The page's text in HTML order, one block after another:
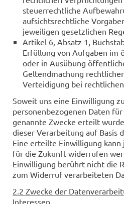
steuerrechtliche
aufsichtsrechtliche
jeweiligen gesetzlichen
Artikel 6, Absatz 1,
Erfüllung von Aufgaben im
oder in Ausübung
Geltendmachung
Verteidigung bei
Soweit uns eine Einwilligung
personenbezogenen Daten
genannte Zwecke erteilt
dieser Verarbeitung auf Basis
Eine erteilte Einwilligung
für die Zukunft widerrufen
Einwilligung berührt nicht die
zum Widerruf verarbeiteten
2.2 Zwecke der
Interessen